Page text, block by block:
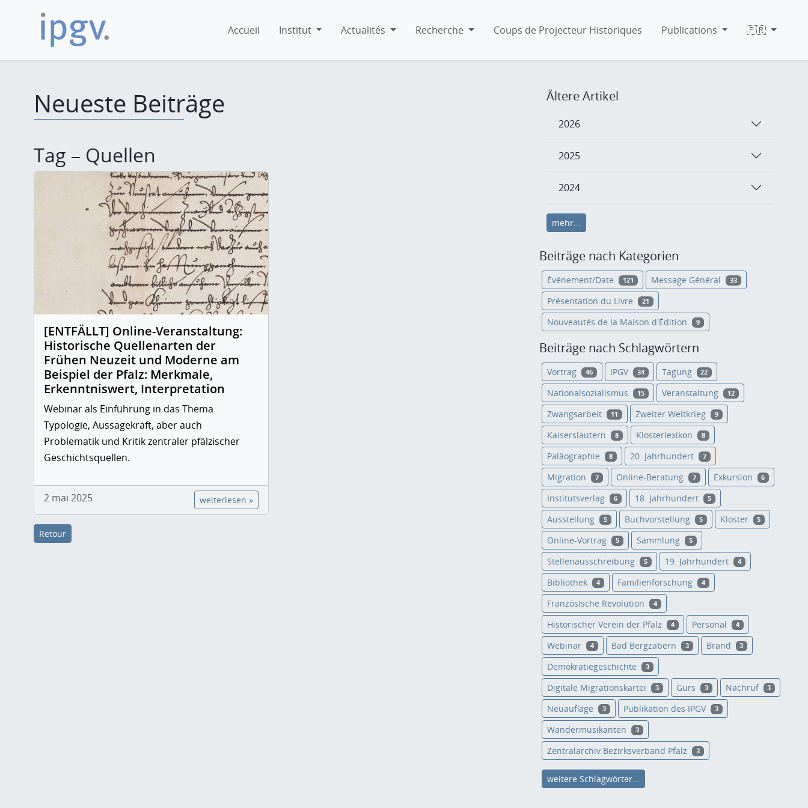
Accueil Institut Actualités Recherche Coups de Projecteur Historiques Publications 🇫🇷
Neueste Beiträge
Tag – Quellen
[ENTFÄLLT] Online-Veranstaltung:
Historische Quellenarten der
Frühen Neuzeit und Moderne am
Beispiel der Pfalz: Merkmale,
Erkenntniswert, Interpretation
Webinar als Einführung in das Thema
Typologie, Aussagekraft, aber auch
Problematik und Kritik zentraler pfälzischer
Geschichtsquellen.
2 mai 2025 weiterlesen »
Retour
Ältere Artikel
2026
2025
2024
mehr...
Beiträge nach Kategorien
Événement/Date 121 Message Général 33
Présentation du Livre 21
Nouveautés de la Maison d'Édition 9
Beiträge nach Schlagwörtern
Vortrag 46 IPGV 34 Tagung 22
Nationalsozialismus 15 Veranstaltung 12
Zwangsarbeit 11 Zweiter Weltkrieg 9
Kaiserslautern 8 Klosterlexikon 8
Paläographie 8 20. Jahrhundert 7
Migration 7 Online-Beratung 7 Exkursion 6
Institutsverlag 6 18. Jahrhundert 5
Ausstellung 5 Buchvorstellung 5 Kloster 5
Online-Vortrag 5 Sammlung 5
Stellenausschreibung 5 19. Jahrhundert 4
Bibliothek 4 Familienforschung 4
Französische Revolution 4
Historischer Verein der Pfalz 4 Personal 4
Webinar 4 Bad Bergzabern 3 Brand 3
Demokratiegeschichte 3
Digitale Migrationskartei 3 Gurs 3 Nachruf 3
Neuauflage 3 Publikation des IPGV 3
Wandermusikanten 3
Zentralarchiv Bezirksverband Pfalz 3
weitere Schlagwörter...